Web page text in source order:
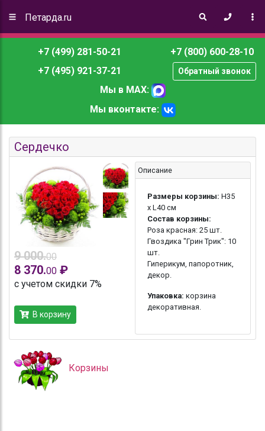
Петарда.ru
+7 (499) 281-50-21
+7 (495) 921-37-21
+7 (800) 600-28-10
Обратный звонок
Мы в MAX:
Мы вконтакте:
Сердечко
9 000.00
8 370.00 ₽
с учетом скидки 7%
В корзину
Описание
Размеры корзины: H35
x L40 см
Состав корзины:
Роза красная: 25 шт.
Гвоздика "Грин Трик": 10
шт.
Гиперикум, папоротник,
декор.
Упаковка: корзина
декоративная.
Корзины